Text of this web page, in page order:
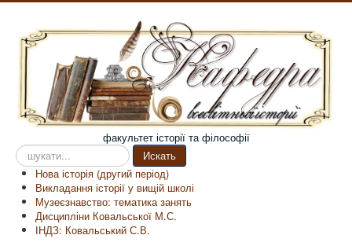
факультет історії та філософії
Пошук
на
сайті
Искать
Нова історія (другий період)
Викладання історії у вищій школі
Музеєзнавство: тематика занять
Дисципліни Ковальської М.С.
ІНДЗ: Ковальський С.В.